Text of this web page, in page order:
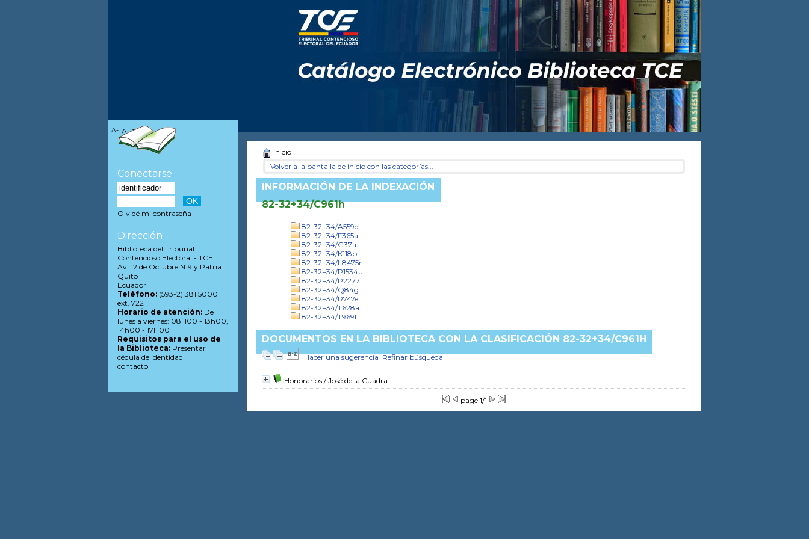
Inicio
Volver a la pantalla de inicio con las categorías...
INFORMACIÓN DE LA INDEXACIÓN
82-32+34/C961h
82-32+34/A559d
82-32+34/F365a
82-32+34/G37a
82-32+34/K118p
82-32+34/L8475r
82-32+34/P1534u
82-32+34/P2277t
82-32+34/Q84g
82-32+34/R747e
82-32+34/T628a
82-32+34/T969t
DOCUMENTOS EN LA BIBLIOTECA CON LA CLASIFICACIÓN 82-32+34/C961H
Hacer una sugerencia Refinar búsqueda
Honorarios/ José de la Cuadra
page 1/1
A- A A+
Conectarse
Olvidé mi contraseña
Dirección
Biblioteca del Tribunal
Contencioso Electoral - TCE
Av. 12 de Octubre N19 y Patria
Quito
Ecuador
Teléfono:(593-2) 381 5000
ext. 722
Horario de atención:De
lunes a viernes: 08H00 - 13h00,
14h00 - 17H00
Requisitos para el uso de
la Biblioteca:Presentar
cédula de identidad
contacto